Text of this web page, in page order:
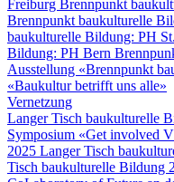
Freiburg Brennpunkt
Brennpunkt baukulturelle
baukulturelle Bildung: PH
Bildung: PH Bern
Ausstellung «Brennpunkt
«Baukultur betrifft uns alle»
Vernetzung
Langer Tisch baukulturelle
Symposium «Get involved
2025 Langer Tisch
Tisch baukulturelle Bildung